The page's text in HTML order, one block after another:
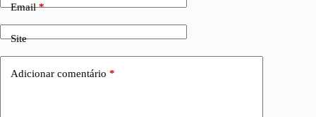
Email*
Site
Adicionar comentário *